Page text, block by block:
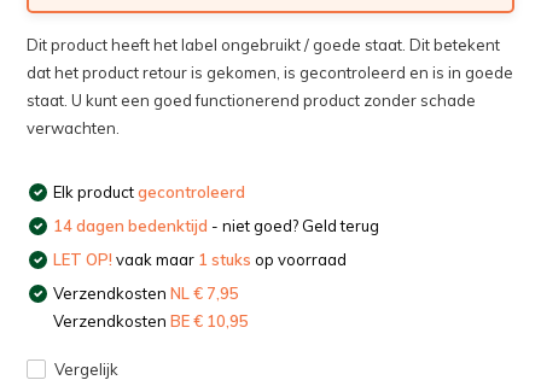
Dit product heeft het label ongebruikt / goede staat. Dit betekent
dat het product retour is gekomen, is gecontroleerd en is in goede
staat. U kunt een goed functionerend product zonder schade
verwachten.
Elk productgecontroleerd
14 dagen bedenktijd - niet goed? Geld terug
LET OP! vaak maar 1 stuks op voorraad
VerzendkostenNL € 7,95
VerzendkostenBE € 10,95
Vergelijk